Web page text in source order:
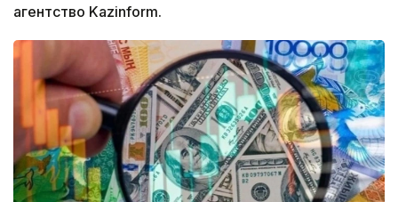
агентство Kazinform.